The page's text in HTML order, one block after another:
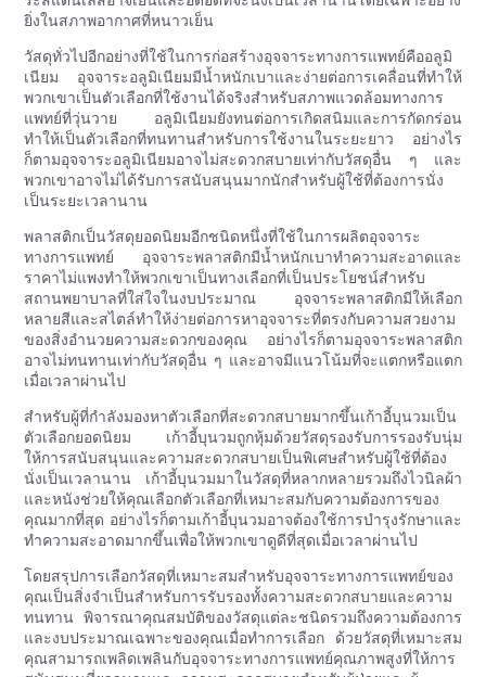
ยิ่งในสภาพอากาศที่หนาวเย็น
วัสดุทั่วไปอีกอย่างที่ใช้ในการก่อสร้างอุจจาระทางการแพทย์คืออลูมิ
เนียม อุจจาระอลูมิเนียมมีน้ำหนักเบาและง่ายต่อการเคลื่อนที่ทำให้
พวกเขาเป็นตัวเลือกที่ใช้งานได้จริงสำหรับสภาพแวดล้อมทางการ
แพทย์ที่วุ่นวาย อลูมิเนียมยังทนต่อการเกิดสนิมและการกัดกร่อน
ทำให้เป็นตัวเลือกที่ทนทานสำหรับการใช้งานในระยะยาว อย่างไร
ก็ตามอุจจาระอลูมิเนียมอาจไม่สะดวกสบายเท่ากับวัสดุอื่น ๆ และ
พวกเขาอาจไม่ได้รับการสนับสนุนมากนักสำหรับผู้ใช้ที่ต้องการนั่ง
เป็นระยะเวลานาน
พลาสติกเป็นวัสดุยอดนิยมอีกชนิดหนึ่งที่ใช้ในการผลิตอุจจาระ
ทางการแพทย์ อุจจาระพลาสติกมีน้ำหนักเบาทำความสะอาดและ
ราคาไม่แพงทำให้พวกเขาเป็นทางเลือกที่เป็นประโยชน์สำหรับ
สถานพยาบาลที่ใส่ใจในงบประมาณ อุจจาระพลาสติกมีให้เลือก
หลายสีและสไตล์ทำให้ง่ายต่อการหาอุจจาระที่ตรงกับความสวยงาม
ของสิ่งอำนวยความสะดวกของคุณ อย่างไรก็ตามอุจจาระพลาสติก
อาจไม่ทนทานเท่ากับวัสดุอื่น ๆ และอาจมีแนวโน้มที่จะแตกหรือแตก
เมื่อเวลาผ่านไป
สำหรับผู้ที่กำลังมองหาตัวเลือกที่สะดวกสบายมากขึ้นเก้าอี้บุนวมเป็น
ตัวเลือกยอดนิยม เก้าอี้บุนวมถูกหุ้มด้วยวัสดุรองรับการรองรับนุ่ม
ให้การสนับสนุนและความสะดวกสบายเป็นพิเศษสำหรับผู้ใช้ที่ต้อง
นั่งเป็นเวลานาน เก้าอี้บุนวมมาในวัสดุที่หลากหลายรวมถึงไวนิลผ้า
และหนังช่วยให้คุณเลือกตัวเลือกที่เหมาะสมกับความต้องการของ
คุณมากที่สุด อย่างไรก็ตามเก้าอี้บุนวมอาจต้องใช้การบำรุงรักษาและ
ทำความสะอาดมากขึ้นเพื่อให้พวกเขาดูดีที่สุดเมื่อเวลาผ่านไป
โดยสรุปการเลือกวัสดุที่เหมาะสมสำหรับอุจจาระทางการแพทย์ของ
คุณเป็นสิ่งจำเป็นสำหรับการรับรองทั้งความสะดวกสบายและความ
ทนทาน พิจารณาคุณสมบัติของวัสดุแต่ละชนิดรวมถึงความต้องการ
และงบประมาณเฉพาะของคุณเมื่อทำการเลือก ด้วยวัสดุที่เหมาะสม
คุณสามารถเพลิดเพลินกับอุจจาระทางการแพทย์คุณภาพสูงที่ให้การ